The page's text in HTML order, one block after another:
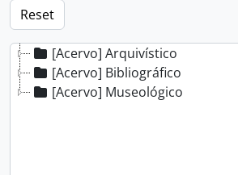
[Acervo] Arquivístico
[Acervo] Bibliográfico
[Acervo] Museológico